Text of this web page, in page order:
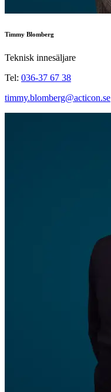
Timmy Blomberg
Teknisk innesäljare
Tel: 036-37 67 38
timmy.blomberg@acticon.se